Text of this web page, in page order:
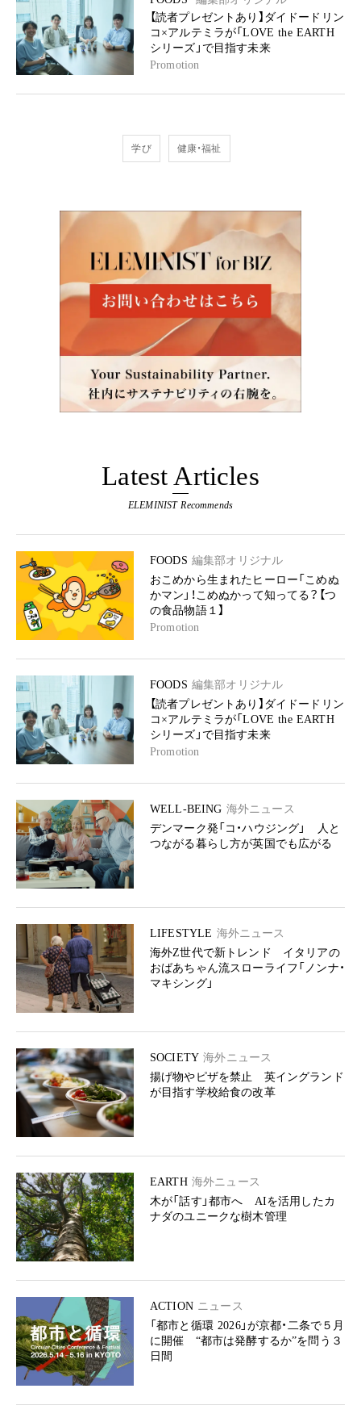
【読者プレゼントあり】ダイドードリン
コ×アルテミラが「LOVE the EARTH
シリーズ」で目指す未来
Promotion
学び 健康・福祉
Latest Articles
ELEMINIST Recommends
FOODS 編集部オリジナル
おこめから生まれたヒーロー「こめぬ
かマン」！こめぬかって知ってる？【つ
の食品物語１】
Promotion
FOODS 編集部オリジナル
【読者プレゼントあり】ダイドードリン
コ×アルテミラが「LOVE the EARTH
シリーズ」で目指す未来
Promotion
WELL-BEING 海外ニュース
デンマーク発「コ・ハウジング」 人と
つながる暮らし方が英国でも広がる
LIFESTYLE 海外ニュース
海外Z世代で新トレンド イタリアの
おばあちゃん流スローライフ「ノンナ・
マキシング」
SOCIETY 海外ニュース
揚げ物やピザを禁止 英イングランド
が目指す学校給食の改革
EARTH 海外ニュース
木が「話す」都市へ AIを活用したカ
ナダのユニークな樹木管理
ACTION ニュース
「都市と循環 2026」が京都・二条で５月
に開催 “都市は発酵するか”を問う３
日間